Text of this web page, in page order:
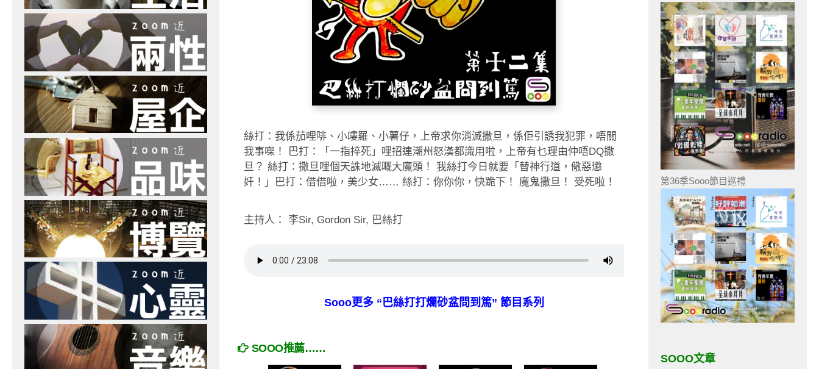
絲打：我係茄哩啡、小嘍羅、小薯仔，上帝求你消滅撒旦，係佢引誘我犯罪，唔關
我事㗎！ 巴打：「一指捽死」哩招連潮州怒漢都識用啦，上帝有乜理由仲唔DQ撒
旦？ 絲打：撒旦哩個天誅地滅嘅大魔頭！ 我絲打今日就要「替神行道，儆惡懲
奸！」巴打：借借啦，美少女…… 絲打：你你你，快跪下！ 魔鬼撒旦！ 受死啦！
主持人： 李Sir, Gordon Sir, 巴絲打
Sooo更多 “巴絲打打爛砂盆問到篤” 節目系列
SOOO推薦……
第36季Sooo節目巡禮
SOOO文章